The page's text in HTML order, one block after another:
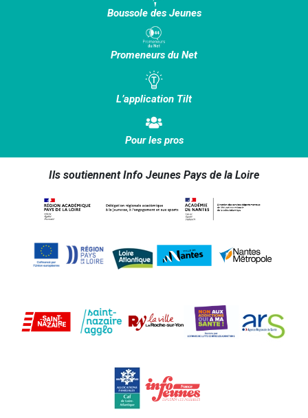
Boussole des Jeunes
Promeneurs du Net
L’application Tilt
Pour les pros
Ils soutiennent Info Jeunes Pays de la Loire